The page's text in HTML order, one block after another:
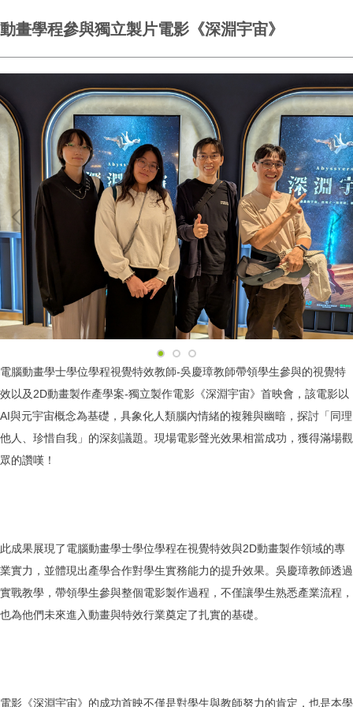
動畫學程參與獨立製片電影《深淵宇宙》
電腦動畫學士學位學程視覺特效教師-吳慶璋教師帶領學生參與的視覺特
效以及2D動畫製作產學案-獨立製作電影《深淵宇宙》首映會，該電影以
AI與元宇宙概念為基礎，具象化人類腦內情緒的複雜與幽暗，探討「同理
他人、珍惜自我」的深刻議題。現場電影聲光效果相當成功，獲得滿場觀
眾的讚嘆！
此成果展現了電腦動畫學士學位學程在視覺特效與2D動畫製作領域的專
業實力，並體現出產學合作對學生實務能力的提升效果。吳慶璋教師透過
實戰教學，帶領學生參與整個電影製作過程，不僅讓學生熟悉產業流程，
也為他們未來進入動畫與特效行業奠定了扎實的基礎。
電影《深淵宇宙》的成功首映不僅是對學生與教師努力的肯定，也是本學